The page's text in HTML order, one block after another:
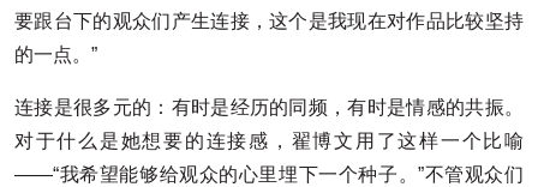
要跟台下的观众们产生连接，这个是我现在对作品比较坚持
的一点。”
连接是很多元的：有时是经历的同频，有时是情感的共振。
对于什么是她想要的连接感，翟博文用了这样一个比喻
——“我希望能够给观众的心里埋下一个种子。”不管观众们